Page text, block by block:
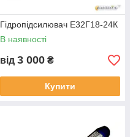
Гідропідсилювач Е32Г18-24К
В наявності
від 3 000 ₴
Купити